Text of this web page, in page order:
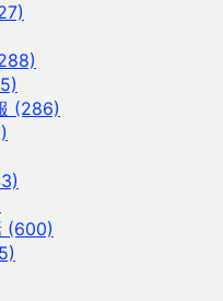
(286)
(600)